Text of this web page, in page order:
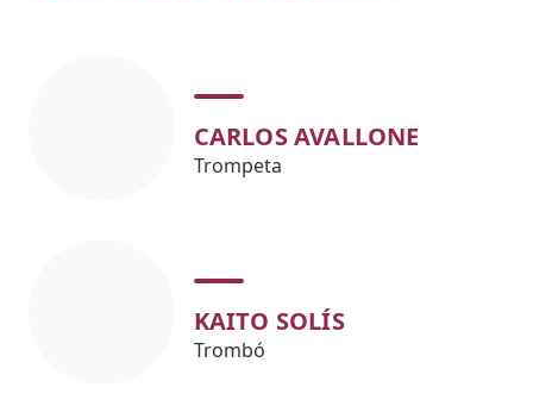
CARLOS AVALLONE
Trompeta
KAITO SOLÍS
Trombó